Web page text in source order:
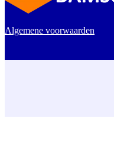
Algemene voorwaarden